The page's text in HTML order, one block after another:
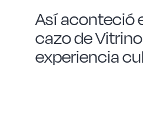
Así aconteció
cazo de
experiencia